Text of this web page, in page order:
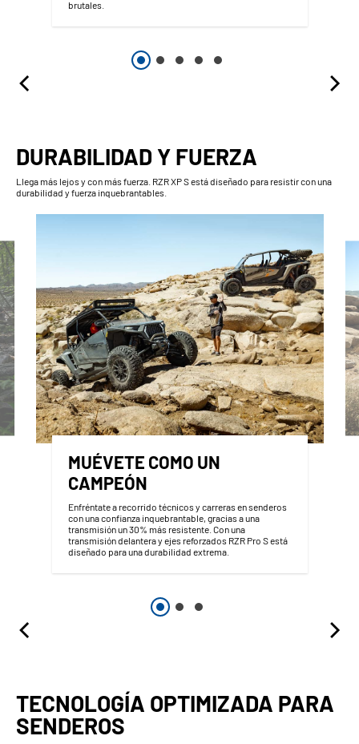
brutales.
DURABILIDAD Y FUERZA
Llega más lejos y con más fuerza. RZR XP S está diseñado para resistir con una
durabilidad y fuerza inquebrantables.
MUÉVETE COMO UN
CAMPEÓN
Enfréntate a recorrido técnicos y carreras en senderos
con una confianza inquebrantable, gracias a una
transmisión un 30% más resistente. Con una
transmisión delantera y ejes reforzados RZR Pro S está
diseñado para una durabilidad extrema.
TECNOLOGÍA OPTIMIZADA PARA
SENDEROS